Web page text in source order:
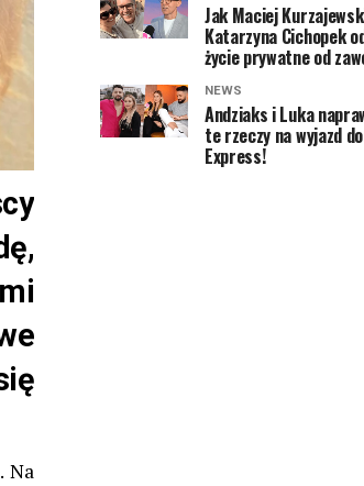
. Na
Jak Maciej
Katarzyna Cichopek
życie prywatne od
NEWS
Andziaks i Luka
te rzeczy na wyjazd
Express!